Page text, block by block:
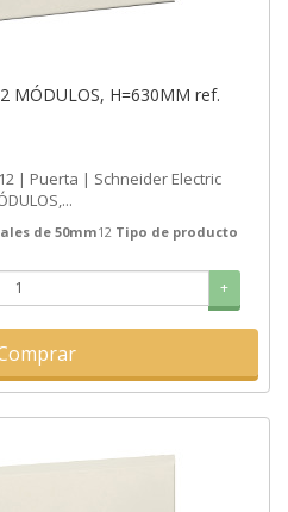
H=630MM ref.
de 50mm12 Tipo de producto
+